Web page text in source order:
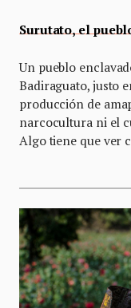
Surutato, el
Un pueblo
Badiraguato, justo
producción de
narcocultura ni el
Algo tiene que ver